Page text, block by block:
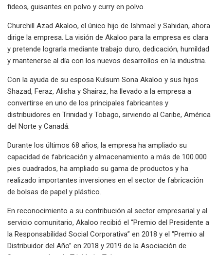
fideos, guisantes en polvo y curry en polvo.
Churchill Azad Akaloo, el único hijo de Ishmael y Sahidan, ahora
dirige la empresa. La visión de Akaloo para la empresa es clara
y pretende lograrla mediante trabajo duro, dedicación, humildad
y mantenerse al día con los nuevos desarrollos en la industria.
Con la ayuda de su esposa Kulsum Sona Akaloo y sus hijos
Shazad, Feraz, Alisha y Shairaz, ha llevado a la empresa a
convertirse en uno de los principales fabricantes y
distribuidores en Trinidad y Tobago, sirviendo al Caribe, América
del Norte y Canadá.
Durante los últimos 68 años, la empresa ha ampliado su
capacidad de fabricación y almacenamiento a más de 100.000
pies cuadrados, ha ampliado su gama de productos y ha
realizado importantes inversiones en el sector de fabricación
de bolsas de papel y plástico.
En reconocimiento a su contribución al sector empresarial y al
servicio comunitario, Akaloo recibió el “Premio del Presidente a
la Responsabilidad Social Corporativa” en 2018 y el “Premio al
Distribuidor del Año” en 2018 y 2019 de la Asociación de